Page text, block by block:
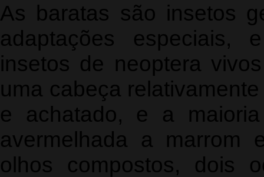
As baratas são insetos
adaptações
insetos de neoptera
uma cabeça
e achatado, e a
avermelhada a marrom
olhos compostos, dois